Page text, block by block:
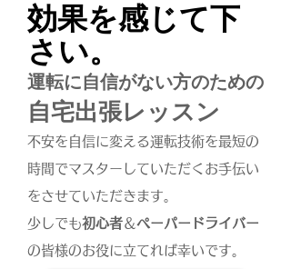
​効果を感じて下
さい。
運転に自信がない方のための
自宅出張レッスン
不安を自信に変える運転技術を最短の
時間でマスターしていただくお手伝い
をさせていただきます。
少しでも初心者＆ペーパードライバー
の皆様のお役に立てれば幸いです。